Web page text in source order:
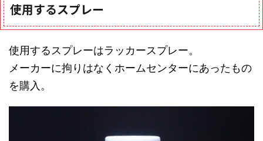
使用するスプレー
使用するスプレーはラッカースプレー。
メーカーに拘りはなくホームセンターにあったもの
を購入。